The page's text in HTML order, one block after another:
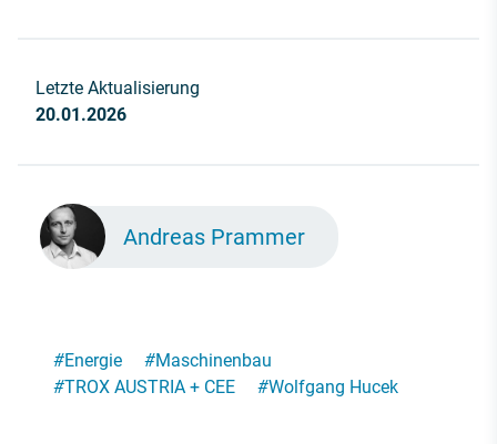
Letzte Aktualisierung
20.01.2026
Andreas Prammer
#Energie #Maschinenbau
#TROX AUSTRIA + CEE #Wolfgang Hucek